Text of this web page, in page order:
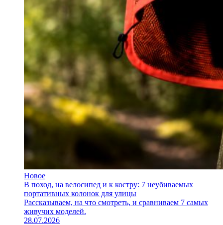
Новое
В поход, на велосипед и к костру: 7 неубиваемых
портативных колонок для улицы
Рассказываем, на что смотреть, и сравниваем 7 самых
живучих моделей.
28.07.2026